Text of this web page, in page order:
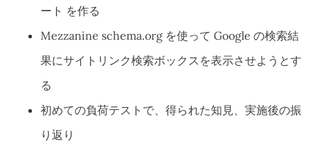
ート を作る
Mezzanine schema.org を使って Google の検索結
果にサイトリンク検索ボックスを表示させようとす
る
初めての負荷テストで、得られた知見、実施後の振
り返り